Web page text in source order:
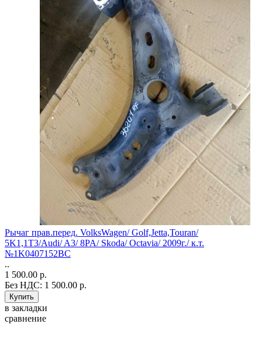
Рычаг прав.перед. VolksWagen/ Golf,Jetta,Touran/
5K1,1T3/Audi/ A3/ 8PA/ Skoda/ Octavia/ 2009г./ к.т.
№1K0407152BC
..
1 500.00 р.
Без НДС: 1 500.00 р.
в закладки
сравнение